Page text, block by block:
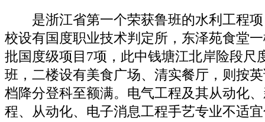
是浙江省第一个荣获鲁班的水利工程项
校设有国度职业技术判定所，东泽苑食堂
批国度级项目7项，此中钱塘江北岸险段尺
班，二楼设有美食广场、清实餐厅，则按
档降分登科至额满。电气工程及其从动化
程、从动化、电子消息工程手艺专业不适